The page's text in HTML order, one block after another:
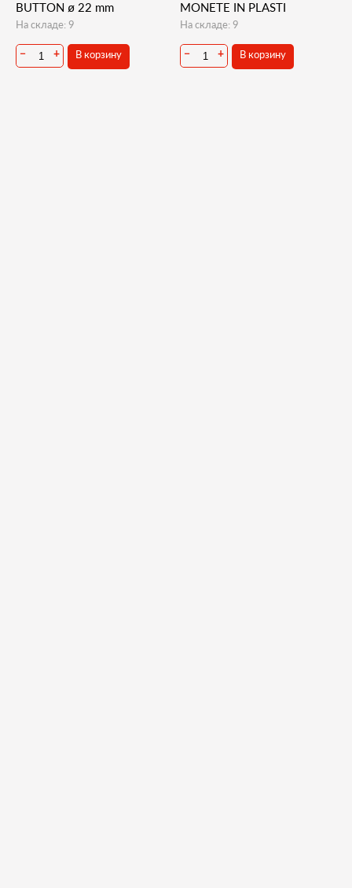
BUTTON ø 22 mm
На складе: 9
− + В корзину
MONETE IN PLASTI
На складе: 9
− + В корзину